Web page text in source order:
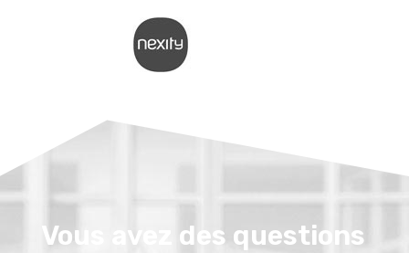
Vous avez des questions